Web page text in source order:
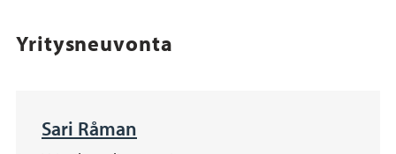
Yritysneuvonta
Sari Råman